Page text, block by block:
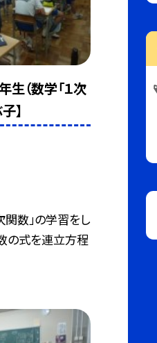
生（数学「１次
】
関数」の学習をし
の式を連立方程